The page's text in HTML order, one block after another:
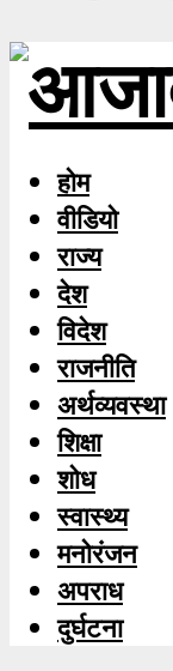
होम
वीडियो
राज्य
देश
विदेश
राजनीति
अर्थव्यवस्था
शिक्षा
शोध
स्‍वास्‍थ्‍य
मनोरंजन
अपराध
दुर्घटना